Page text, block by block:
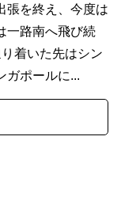
張を終え、今度は
一路南へ飛び続
着いた先はシン
ガポールに...